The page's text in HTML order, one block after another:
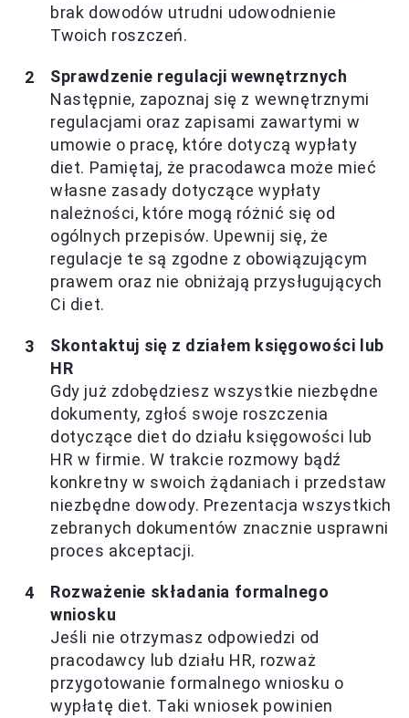
brak dowodów utrudni udowodnienie
Twoich roszczeń.
Sprawdzenie regulacji wewnętrznych
Następnie, zapoznaj się z wewnętrznymi
regulacjami oraz zapisami zawartymi w
umowie o pracę, które dotyczą wypłaty
diet. Pamiętaj, że pracodawca może mieć
własne zasady dotyczące wypłaty
należności, które mogą różnić się od
ogólnych przepisów. Upewnij się, że
regulacje te są zgodne z obowiązującym
prawem oraz nie obniżają przysługujących
Ci diet.
Skontaktuj się z działem księgowości lub
HR
Gdy już zdobędziesz wszystkie niezbędne
dokumenty, zgłoś swoje roszczenia
dotyczące diet do działu księgowości lub
HR w firmie. W trakcie rozmowy bądź
konkretny w swoich żądaniach i przedstaw
niezbędne dowody. Prezentacja wszystkich
zebranych dokumentów znacznie usprawni
proces akceptacji.
Rozważenie składania formalnego
wniosku
Jeśli nie otrzymasz odpowiedzi od
pracodawcy lub działu HR, rozważ
przygotowanie formalnego wniosku o
wypłatę diet. Taki wniosek powinien